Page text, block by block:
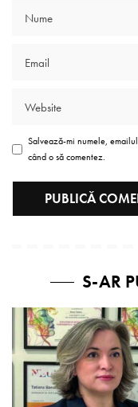
Salvează-mi numele,
când o să comentez.
S-AR